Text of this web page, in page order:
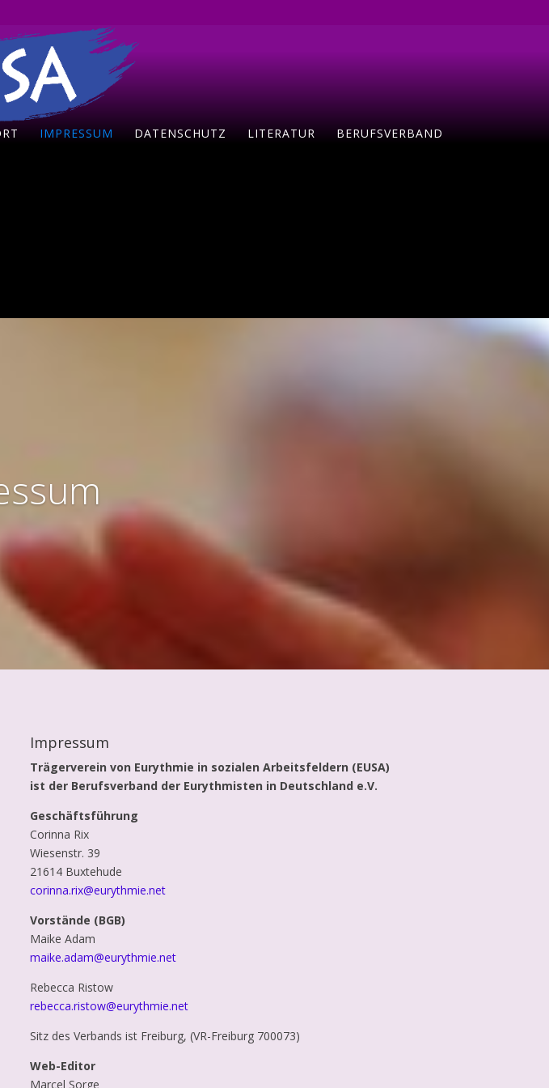
IMPRESSUM DATENSCHUTZ LITERATUR BERUFSVERBAND
Impressum
Trägerverein von Eurythmie in sozialen Arbeitsfeldern (EUSA)
ist der Berufsverband der Eurythmisten in Deutschland e.V.
Geschäftsführung
Corinna Rix
Wiesenstr. 39
21614 Buxtehude
corinna.rix@eurythmie.net
Vorstände (BGB)
Maike Adam
maike.adam@eurythmie.net
Rebecca Ristow
rebecca.ristow@eurythmie.net
Sitz des Verbands ist Freiburg, (VR-Freiburg 700073)
Web-Editor
Marcel Sorge